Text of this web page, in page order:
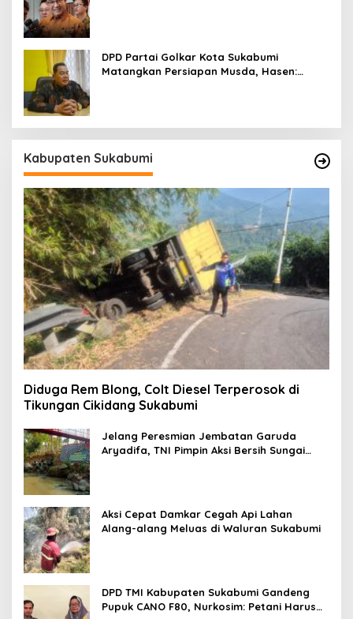
DPD Partai Golkar Kota Sukabumi
Matangkan Persiapan Musda, Hasen:
Kabupaten Sukabumi
Diduga Rem Blong, Colt Diesel Terperosok di
Tikungan Cikidang Sukabumi
Jelang Peresmian Jembatan Garuda
Aryadifa, TNI Pimpin Aksi Bersih Sungai
Aksi Cepat Damkar Cegah Api Lahan
Alang-alang Meluas di Waluran Sukabumi
DPD TMI Kabupaten Sukabumi Gandeng
Pupuk CANO F80, Nurkosim: Petani Harus